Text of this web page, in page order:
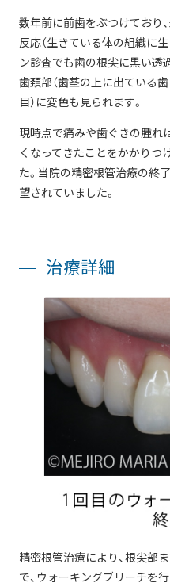
数年前に前歯をぶつけており
反応（生きている体の組織に
ン診査でも歯の根尖に黒い透
歯頚部（歯茎の上に出ている
目）に変色も見られます。
現時点で痛みや歯ぐきの腫れ
くなってきたことをかかりつ
た。当院の精密根管治療の終
望されていました。
治療詳細
精密根管治療により、根尖部
で、ウォーキングブリーチを